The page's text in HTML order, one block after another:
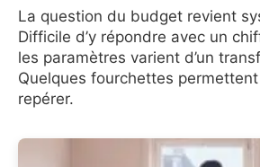
La question du budget revient
Difficile d’y répondre avec un
les paramètres varient d’un
Quelques fourchettes
repérer.